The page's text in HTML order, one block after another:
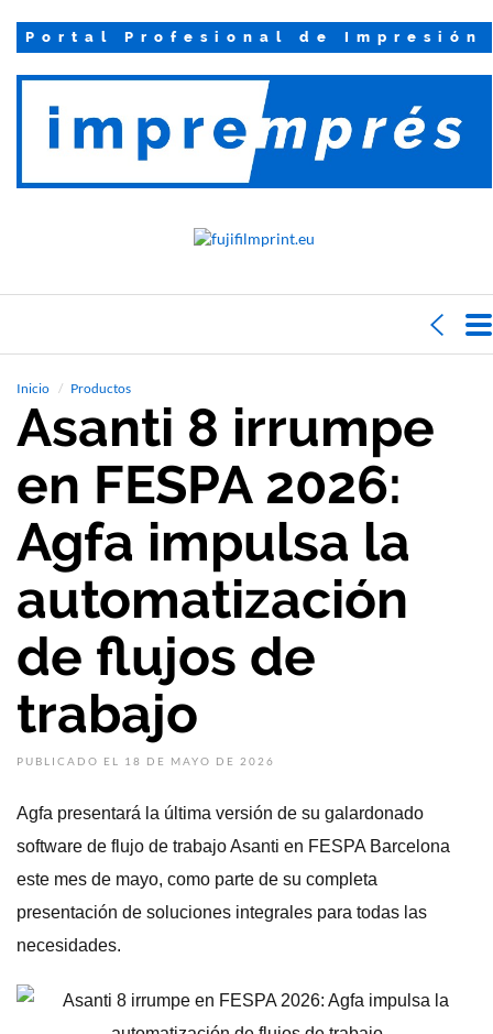
Portal Profesional de Impresión
Inicio Productos
Asanti 8 irrumpe
en FESPA 2026:
Agfa impulsa la
automatización
de flujos de
trabajo
PUBLICADO EL 18 DE MAYO DE 2026
Agfa presentará la última versión de su galardonado
software de flujo de trabajo Asanti en FESPA Barcelona
este mes de mayo, como parte de su completa
presentación de soluciones integrales para todas las
necesidades.